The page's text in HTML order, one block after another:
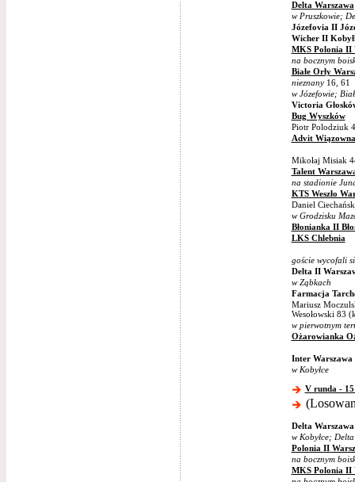
Delta Warszawa
w Pruszkowie;
Józefovia II
Wicher II
MKS Polonia II
na bocznym
Białe Orły
nieznany16, 61
w Józefowie;
Victoria
Bug Wyszków
Piotr Polodziuk
Advit Wiązowna
Mikołaj Misiak
Talent
na stadionie
KTS Weszło
Daniel
w Grodzisku
Błonianka II
LKS Chlebnia
goście wycofali
Delta II
w Ząbkach
Farmacja
Mariusz
Wesołowski 83
w pierwotnym
Ożarowianka
Inter Warszawa
w Kobyłce
V runda - 15
Delta Warszawa
w Kobyłce;
Polonia II
na bocznym
MKS Polonia II